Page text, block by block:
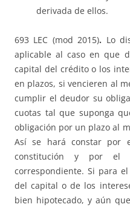
derivada de ellos.
693 LEC (mod 2015). Lo
aplicable al caso en que
capital del crédito o los
en plazos, si vencieren al
cumplir el deudor su
cuotas tal que suponga
obligación por un plazo al
Así se hará constar por
constitución y por el
correspondiente. Si para
del capital o de los
bien hipotecado, y aún